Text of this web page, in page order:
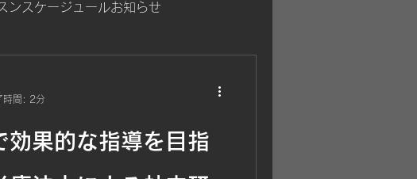
ンスケージュールお知らせ
効果的な指導を目指
時間: 2分